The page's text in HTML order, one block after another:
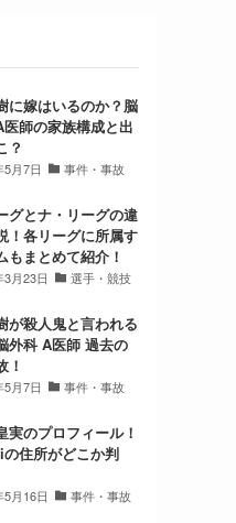
に嫁はいるのか？脳
師の家族構成と出
？
5月7日 事件・事故
グとナ・リーグの違
！各リーグに所属す
もまとめて紹介！
3月23日 選手・競技
が殺人鬼と言われる
外科 A医師 過去の
！
5月7日 事件・事故
実のプロフィール！
住所がどこか判
5月16日 事件・事故